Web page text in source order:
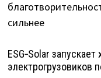
ESG‑Solar
электрогрузовиков